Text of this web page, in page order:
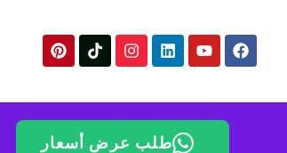
طلب عرض أسعار